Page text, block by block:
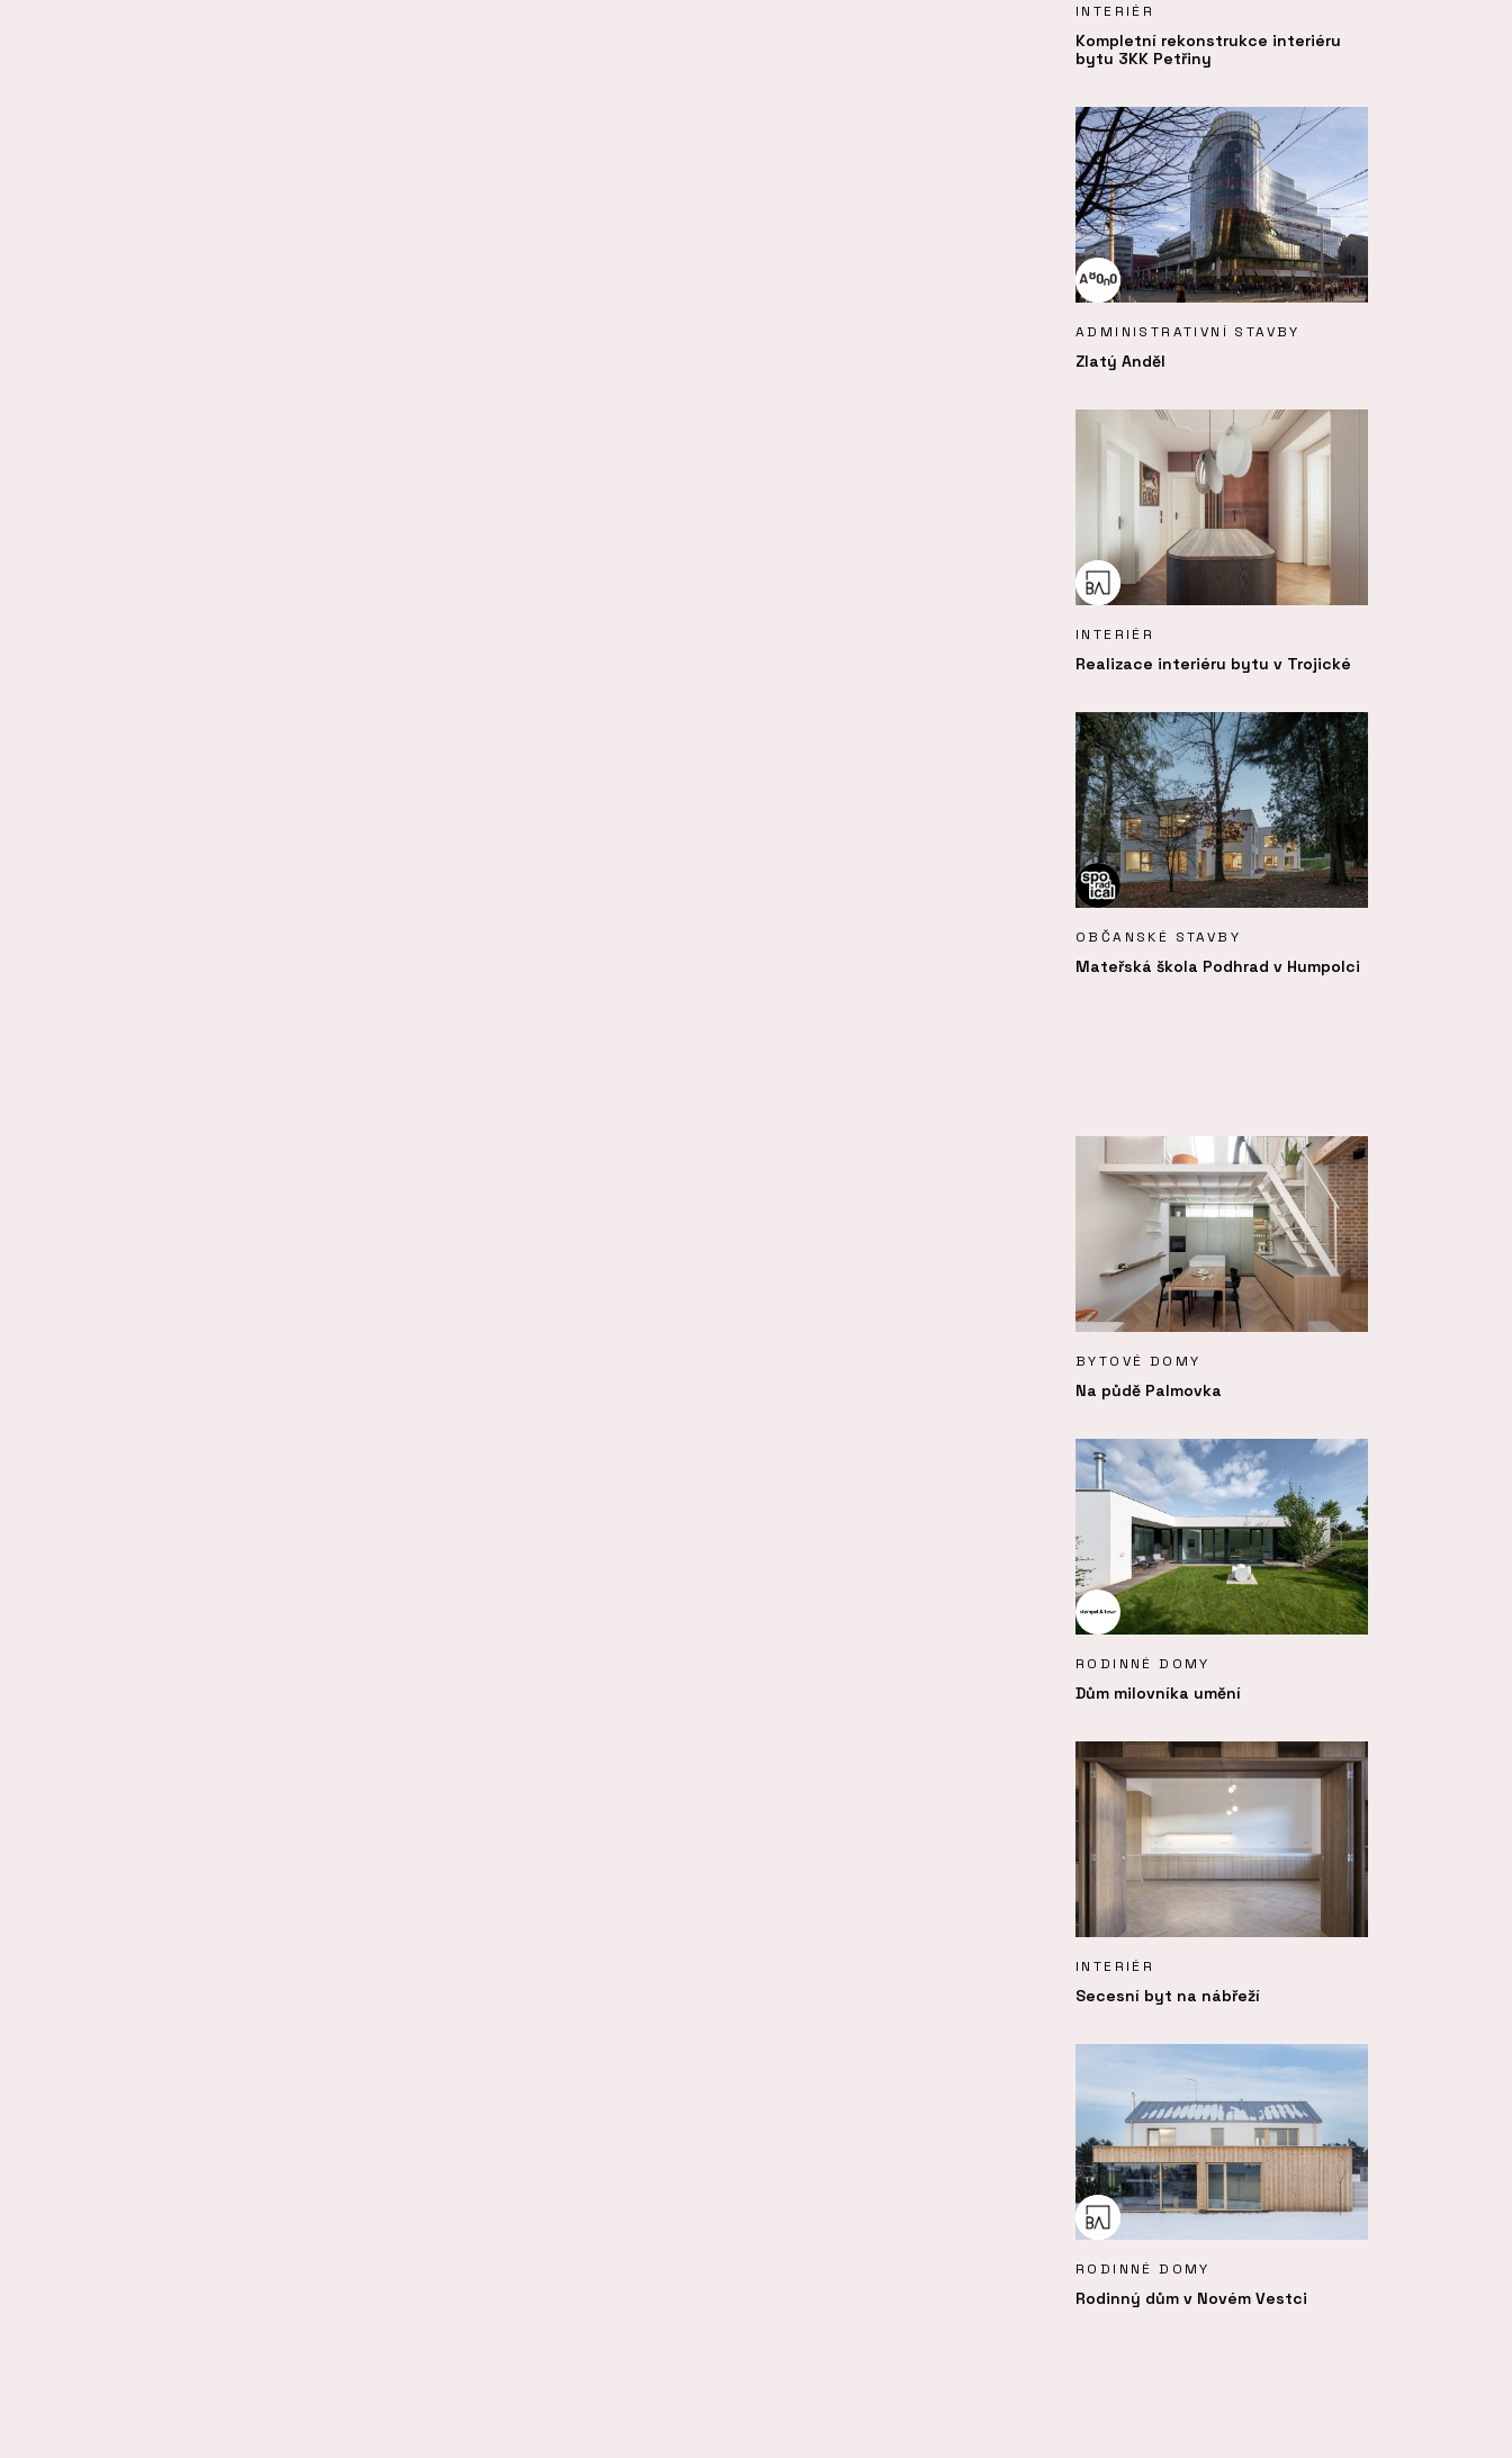
INTERIÉR
Kompletní rekonstrukce interiéru
bytu 3KK Petřiny
ADMINISTRATIVNÍ STAVBY
Zlatý Anděl
INTERIÉR
Realizace interiéru bytu v Trojické
OBČANSKÉ STAVBY
Mateřská škola Podhrad v Humpolci
BYTOVÉ DOMY
Na půdě Palmovka
RODINNÉ DOMY
Dům milovníka umění
INTERIÉR
Secesní byt na nábřeží
RODINNÉ DOMY
Rodinný dům v Novém Vestci